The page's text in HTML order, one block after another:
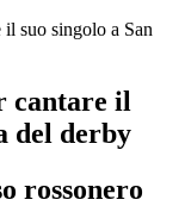
suo singolo a San
cantare il
del derby
rossonero